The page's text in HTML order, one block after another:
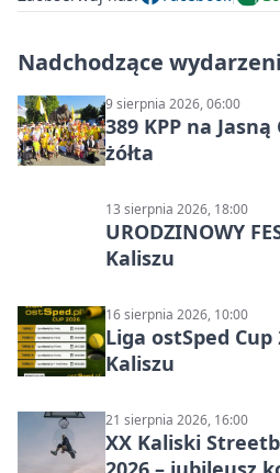
Nadchodzące
9 sierpnia 2026, 06:00
389 KPP na
żółta
13 sierpnia 2026, 18:00
URODZINOWY
Kaliszu
16 sierpnia 2026, 10:00
Liga ostSped
Kaliszu
21 sierpnia 2026, 16:00
XX Kaliski